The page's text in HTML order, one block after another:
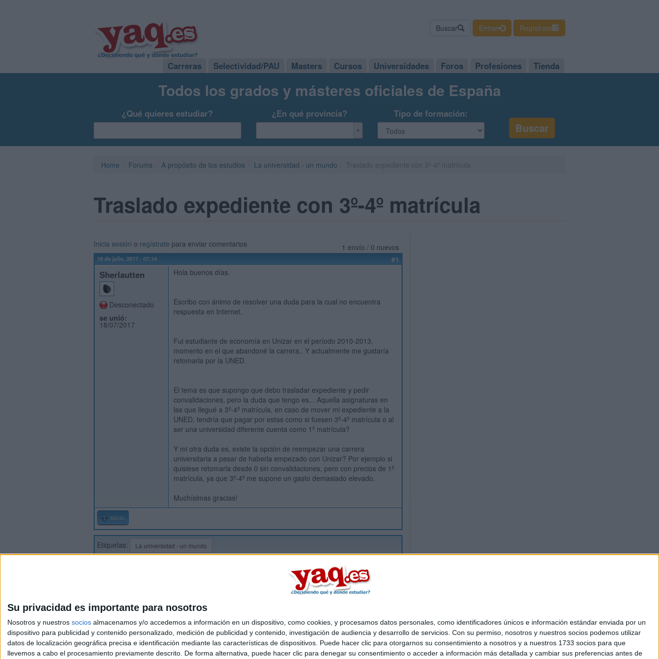
Su privacidad es importante para nosotros
Nosotros y nuestros socios almacenamos y/o accedemos a información en un dispositivo, como cookies, y procesamos datos personales, como identificadores únicos e información estándar enviada por un
dispositivo para publicidad y contenido personalizado, medición de publicidad y contenido, investigación de audiencia y desarrollo de servicios. Con su permiso, nosotros y nuestros socios podemos utilizar
datos de localización geográfica precisa e identificación mediante las características de dispositivos. Puede hacer clic para otorgarnos su consentimiento a nosotros y a nuestros 1733 socios para que
llevemos a cabo el procesamiento previamente descrito. De forma alternativa, puede hacer clic para denegar su consentimiento o acceder a información más detallada y cambiar sus preferencias antes de
Buscar Entrar Regístrate
Carreras Selectividad/PAU Masters Cursos Universidades Foros Profesiones Tienda
Todos los grados y másteres oficiales de España
¿Qué quieres estudiar? ¿En qué provincia? Tipo de formación:
Home Forums A propósito de los estudios La universidad - un mundo
Traslado expediente con 3º-4º matrícula
1 envío / 0 nuevos
Inicia sesión o regístrate para enviar comentarios
18 de julio, 2017 - 07:14 #1
Sherlautten
Desconectado
se unió:
18/07/2017
Hola buenos días.
Escribo con ánimo de resolver una duda para la cual no encuentra
respuesta en Internet.
Fui estudiante de economía en Unizar en el período 2010-2013,
momento en el que abandoné la carrera.. Y actualmente me gustaría
retomarla por la UNED.
El tema es que supongo que debo trasladar expediente y pedir
convalidaciones, pero la duda que tengo es... Aquella asignaturas en
las que llegué a 3º-4º matrícula, en caso de mover mi expediente a la
UNED, tendría que pagar por estas como si fuesen 3º-4º matrícula o al
ser una universidad diferente cuenta como 1º matrícula?
Y mi otra duda es, existe la opción de reempezar una carrera
universitaria a pesar de haberla empezado con Unizar? Por ejemplo si
quisiese retomarla desde 0 sin convalidaciones, pero con precios de 1º
matrícula, ya que 3º-4º me supone un gasto demasiado elevado.
Muchísimas gracias!
Inicio
Etiquetas: La universidad - un mundo
Quiénes somos|Contactar|Anúnciate
Aviso legal|Politica de privacidad|Condiciones generales|Política de cookies
© 2003-2026Compás Mediterráneo S.L.- Diego de León 47 - 28006 Madrid [ESPAÑA] - Tel. +34 91 593 2767